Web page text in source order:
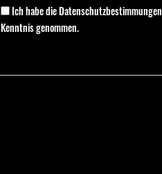
Ich habe dieDatenschutzbestimmungen
Kenntnis genommen.